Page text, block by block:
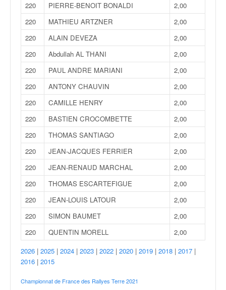
220
PIERRE-BENOIT BONALDI
2,00
220
MATHIEU ARTZNER
2,00
220
ALAIN DEVEZA
2,00
220
Abdullah AL THANI
2,00
220
PAUL ANDRE MARIANI
2,00
220
ANTONY CHAUVIN
2,00
220
CAMILLE HENRY
2,00
220
BASTIEN CROCOMBETTE
2,00
220
THOMAS SANTIAGO
2,00
220
JEAN-JACQUES FERRIER
2,00
220
JEAN-RENAUD MARCHAL
2,00
220
THOMAS ESCARTEFIGUE
2,00
220
JEAN-LOUIS LATOUR
2,00
220
SIMON BAUMET
2,00
220
QUENTIN MORELL
2,00
2026 | 2025 | 2024 | 2023 | 2022 | 2020 | 2019 | 2018 | 2017 |
2016 | 2015
Championnat de France des Rallyes Terre 2021